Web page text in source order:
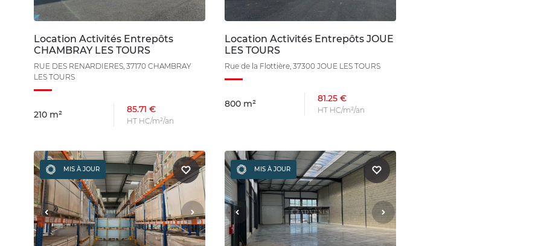
Location Activités Entrepôts
CHAMBRAY LES TOURS
RUE DES RENARDIERES, 37170 CHAMBRAY
LES TOURS
210 m² 85.71 €
HT HC/m²/an
Location Activités Entrepôts JOUE
LES TOURS
Rue de la Flottière, 37300 JOUE LES TOURS
800 m² 81.25 €
HT HC/m²/an
MIS À JOUR MIS À JOUR